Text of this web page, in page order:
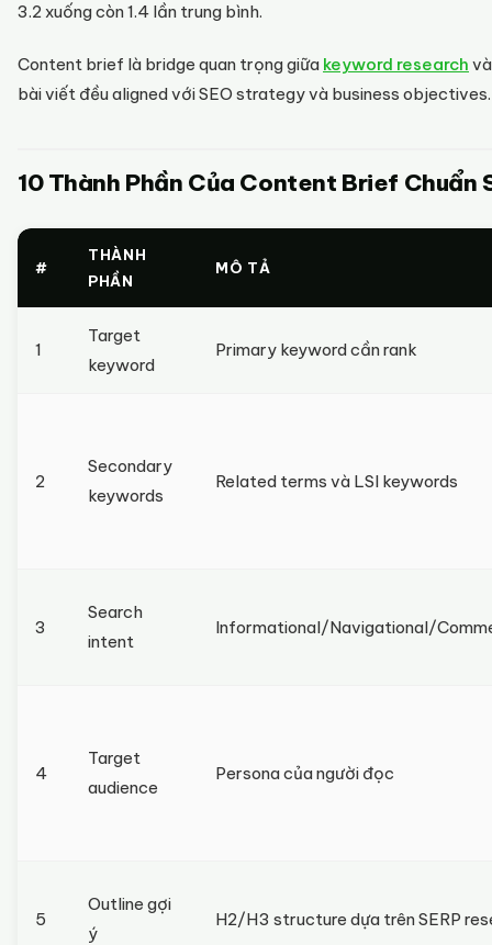
3.2 xuống còn 1.4 lần trung bình.
Content brief là bridge quan trọng giữa keyword research
bài viết đều aligned với SEO strategy và business objectives.
10 Thành Phần Của Content Brief Chuẩn
#
THÀNH
PHẦN
MÔ TẢ
1
Target
keyword
Primary keyword cần rank
2
Secondary
keywords
Related terms và LSI keywords
3
Search
intent
Informational/Navigational/
4
Target
audience
Persona của người đọc
5
Outline gợi
ý
H2/H3 structure dựa trên SERP